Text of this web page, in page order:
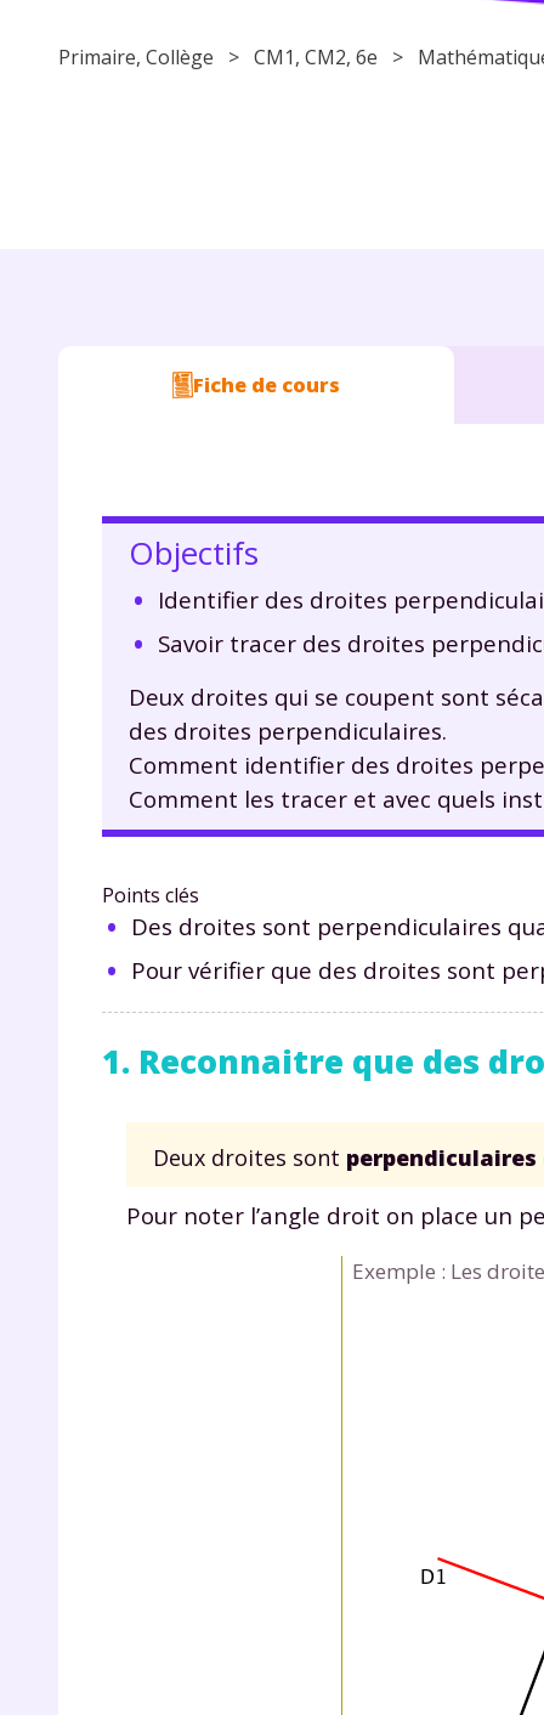
Primaire, Collège > CM1, CM2, 6e >
Fiche de cours
Objectifs
Identifier des droites
Savoir tracer des droites
Deux droites qui se coupent sont
des droites perpendiculaires.
Comment identifier des droites
Comment les tracer et avec quels
Points clés
Des droites sont perpendiculaires
Pour vérifier que des droites sont
1. Reconnaitre que des
Deux droites sont perpendiculaires
Pour noter l’angle droit on place un
Exemple : Les